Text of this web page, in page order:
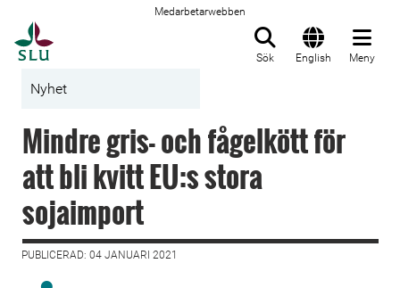
Medarbetarwebben
Sök English Meny
Nyhet
Mindre gris- och fågelkött för
att bli kvitt EU:s stora
sojaimport
PUBLICERAD: 04 JANUARI 2021